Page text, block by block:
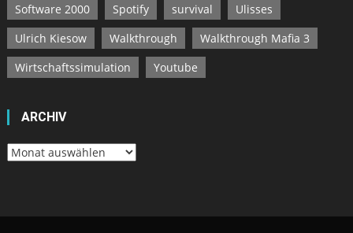
Software 2000
Spotify survival
Ulisses
Ulrich Kiesow
Walkthrough
Walkthrough Mafia 3
Wirtschaftssimulation
Youtube
ARCHIV
Archiv